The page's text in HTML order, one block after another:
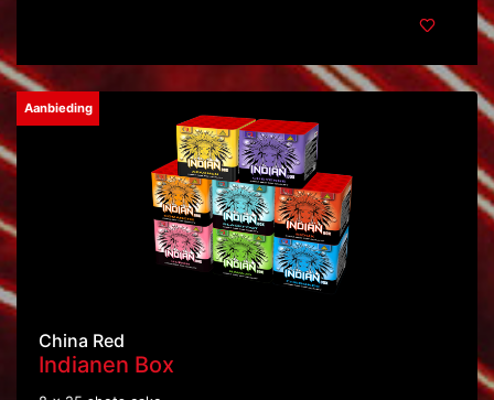
Aanbieding
China Red
Indianen Box